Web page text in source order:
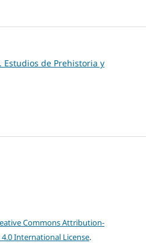
Estudios de Prehistoria y
Commons Attribution-
International License.